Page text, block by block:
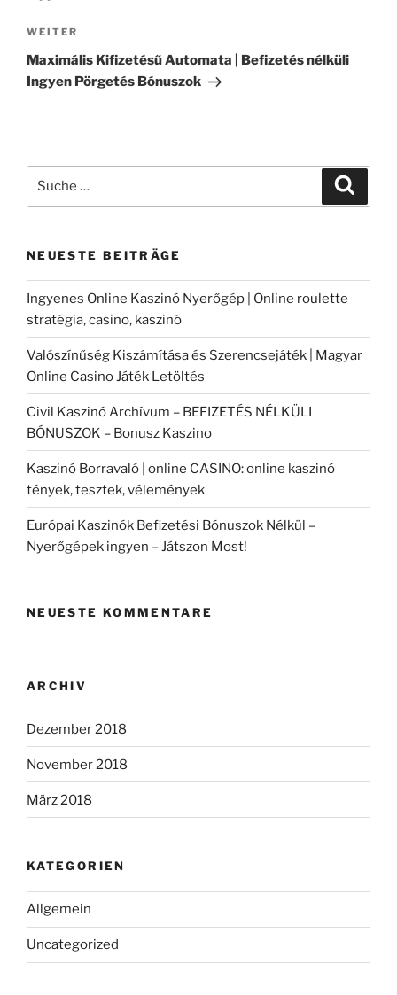
Nächster
Beitrag
WEITER
Maximális Kifizetésű Automata | Befizetés nélküli
Ingyen Pörgetés Bónuszok
nach:
NEUESTE BEITRÄGE
Ingyenes Online Kaszinó Nyerőgép | Online roulette
stratégia, casino, kaszinó
Valószínűség Kiszámítása és Szerencsejáték | Magyar
Online Casino Játék Letöltés
Civil Kaszinó Archívum – BEFIZETÉS NÉLKÜLI
BÓNUSZOK – Bonusz Kaszino
Kaszinó Borravaló | online CASINO: online kaszinó
tények, tesztek, vélemények
Európai Kaszinók Befizetési Bónuszok Nélkül –
Nyerőgépek ingyen – Játszon Most!
NEUESTE KOMMENTARE
ARCHIV
Dezember 2018
November 2018
März 2018
KATEGORIEN
Allgemein
Uncategorized